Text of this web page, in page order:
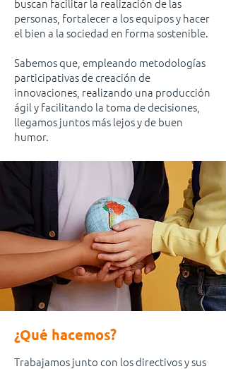
buscan facilitar la realización de las
personas, fortalecer a los equipos y hacer
el bien a la sociedad en forma sostenible.
Sabemos que, empleando metodologías
participativas de creación de
innovaciones, realizando una producción
ágil y facilitando la toma de decisiones,
llegamos juntos más lejos y de buen
humor.
¿Qué hacemos?
Trabajamos junto con los directivos y sus